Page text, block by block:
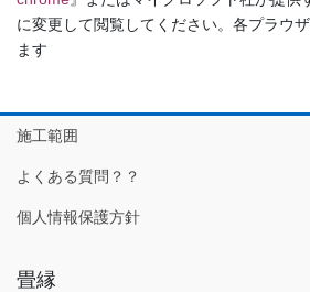
に変更して閲覧してください。各プラウ
ます
施工範囲
よくある質問？？
個人情報保護方針
畳縁